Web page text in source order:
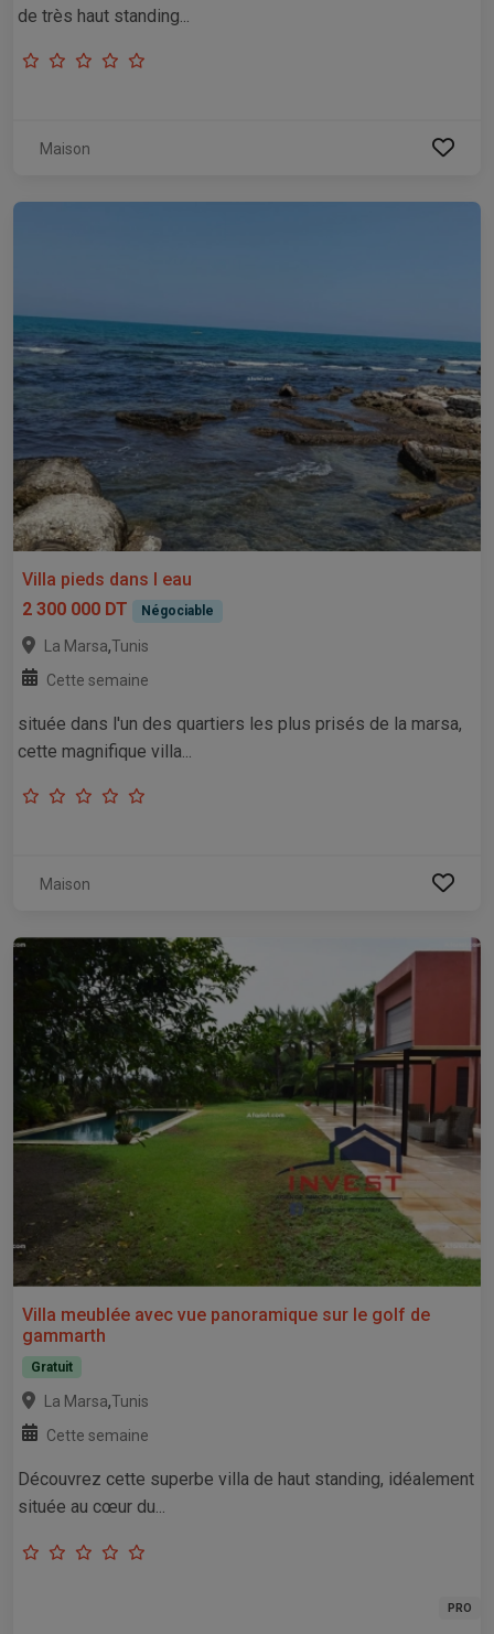
de très haut standing...
Maison
Villa pieds dans l eau
2 300 000 DT
Négociable
La Marsa,Tunis
Cette semaine
située dans l'un des quartiers les plus prisés de la marsa,
cette magnifique villa...
Maison
Villa meublée avec vue panoramique sur le golf de
gammarth
Gratuit
La Marsa,Tunis
Cette semaine
Découvrez cette superbe villa de haut standing, idéalement
située au cœur du...
PRO